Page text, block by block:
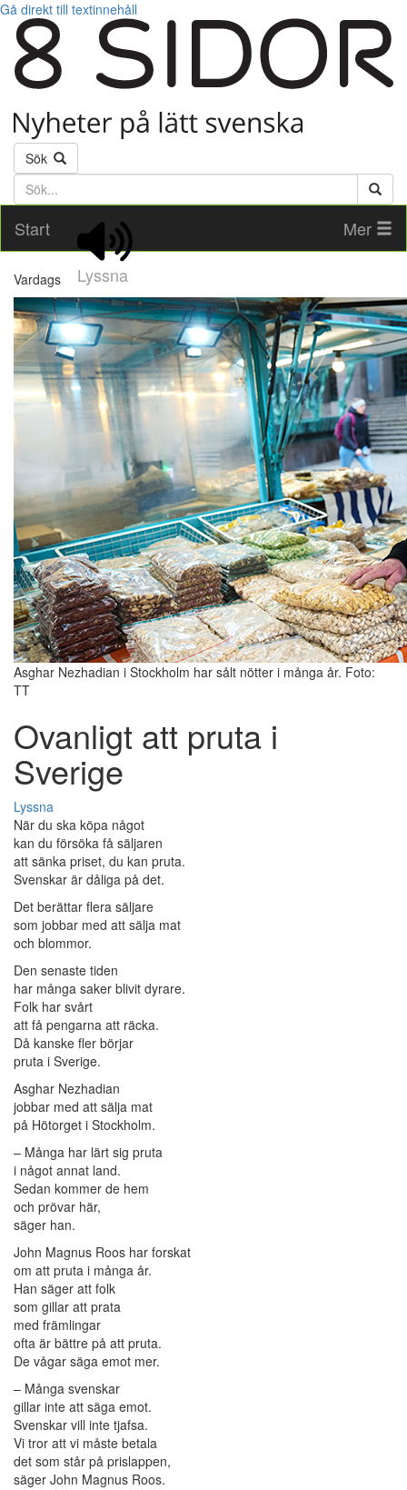
Gå direkt till textinnehåll
Sök
Söktext
Start
Lyssna
Mer
Vardags
Asghar Nezhadian i Stockholm har sålt nötter i många år. Foto:
TT
Ovanligt att pruta i
Sverige
Lyssna
När du ska köpa något
kan du försöka få säljaren
att sänka priset, du kan pruta.
Svenskar är dåliga på det.
Det berättar flera säljare
som jobbar med att sälja mat
och blommor.
Den senaste tiden
har många saker blivit dyrare.
Folk har svårt
att få pengarna att räcka.
Då kanske fler börjar
pruta i Sverige.
Asghar Nezhadian
jobbar med att sälja mat
på Hötorget i Stockholm.
– Många har lärt sig pruta
i något annat land.
Sedan kommer de hem
och prövar här,
säger han.
John Magnus Roos har forskat
om att pruta i många år.
Han säger att folk
som gillar att prata
med främlingar
ofta är bättre på att pruta.
De vågar säga emot mer.
– Många svenskar
gillar inte att säga emot.
Svenskar vill inte tjafsa.
Vi tror att vi måste betala
det som står på prislappen,
säger John Magnus Roos.